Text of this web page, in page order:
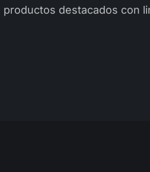
productos destacados con